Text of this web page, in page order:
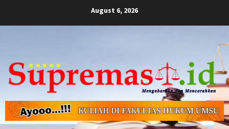
August 6, 2026